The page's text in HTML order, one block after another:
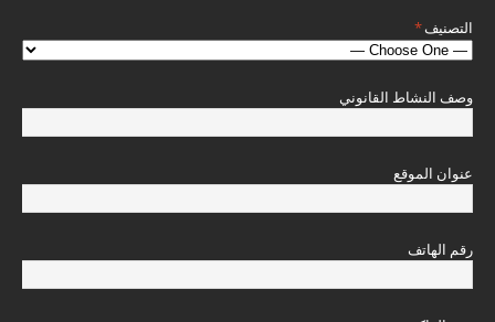
التصنيف*
وصف النشاط القانوني
عنوان الموقع
رقم الهاتف